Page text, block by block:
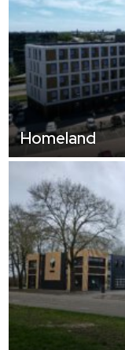
Homeland